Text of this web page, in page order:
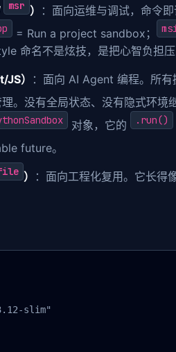
msr ） ：面向运维与调试，命令即
= Run a project sandbox；
命名不是炫技，是把心智负担压
） ：面向 AI Agent 编程。所有
理。没有全局状态、没有隐式环
对象，它的 .run()
future。
）
：面向工程化复用。它长
slim"